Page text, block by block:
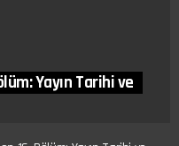
Yayın Tarihi ve